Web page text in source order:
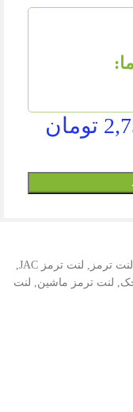
تومان
لنت ترمز , لنت ترمز JAC
,
, لنت ترمز ماشین, لنت